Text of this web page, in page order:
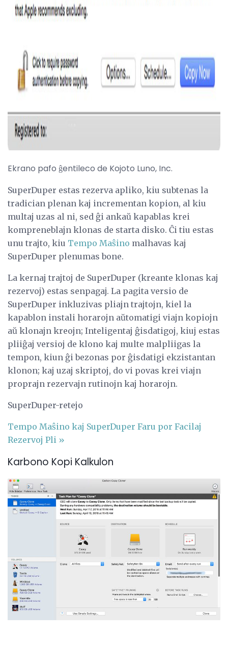
Ekrano pafo ĝentileco de Kojoto Luno, Inc.
SuperDuper estas rezerva apliko, kiu subtenas la
tradician plenan kaj incrementan kopion, al kiu
multaj uzas al ni, sed ĝi ankaŭ kapablas krei
kompreneblajn klonas de starta disko. Ĉi tiu estas
unu trajto, kiu Tempo Maŝino malhavas kaj
SuperDuper plenumas bone.
La kernaj trajtoj de SuperDuper (kreante klonas kaj
rezervoj) estas senpagaj. La pagita versio de
SuperDuper inkluzivas pliajn trajtojn, kiel la
kapablon instali horarojn aŭtomatigi viajn kopiojn
aŭ klonajn kreojn; Inteligentaj ĝisdatigoj, kiuj estas
pliiĝaj versioj de klono kaj multe malpliigas la
tempon, kiun ĝi bezonas por ĝisdatigi ekzistantan
klonon; kaj uzaj skriptoj, do vi povas krei viajn
proprajn rezervajn rutinojn kaj horarojn.
SuperDuper-retejo
Tempo Maŝino kaj SuperDuper Faru por Facilaj
Rezervoj Pli »
Karbono Kopi Kalkulon